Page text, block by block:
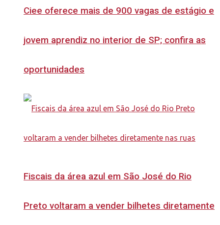
Ciee oferece mais de 900 vagas de estágio e
jovem aprendiz no interior de SP; confira as
oportunidades
Fiscais da área azul em São José do Rio
Preto voltaram a vender bilhetes diretamente